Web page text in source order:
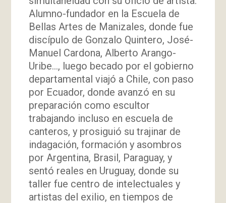
Alumno-fundador en la Escuela de
Bellas Artes de Manizales, donde fue
discípulo de Gonzalo Quintero, José-
Manuel Cardona, Alberto Arango-
Uribe…, luego becado por el gobierno
departamental viajó a Chile, con paso
por Ecuador, donde avanzó en su
preparación como escultor
trabajando incluso en escuela de
canteros, y prosiguió su trajinar de
indagación, formación y asombros
por Argentina, Brasil, Paraguay, y
sentó reales en Uruguay, donde su
taller fue centro de intelectuales y
artistas del exilio, en tiempos de